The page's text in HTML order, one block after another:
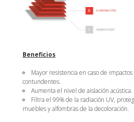
Beneficios
Mayor resistencia en caso de
contundentes.
Aumenta el nivel de aislación acústica.
Filtra el 99% de la radiación UV,
muebles y alfombras de la decoloración.